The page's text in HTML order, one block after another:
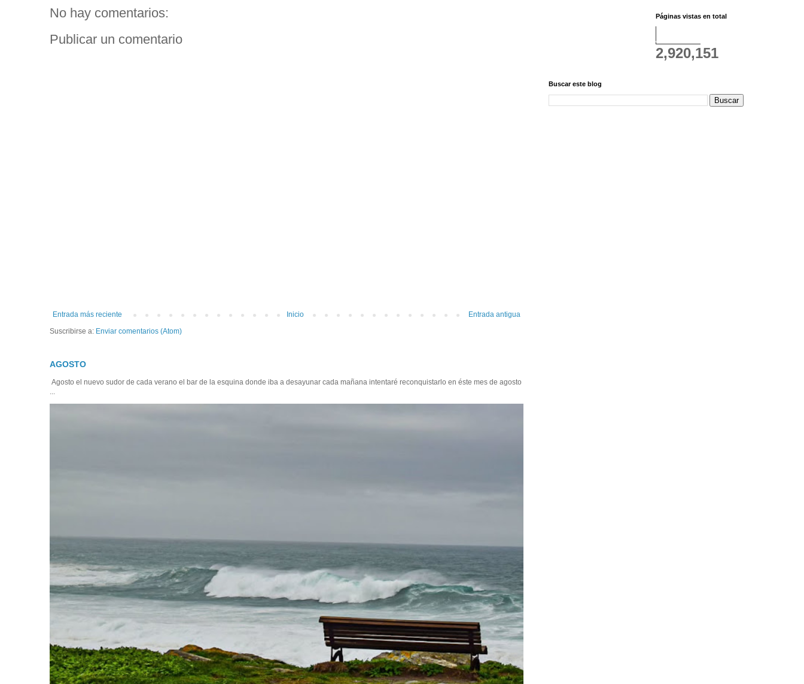
No hay comentarios:
Publicar un comentario
Entrada más reciente Entrada antigua
Inicio
Suscribirse a: Enviar comentarios (Atom)
AGOSTO
Agosto el nuevo sudor de cada verano el bar de la esquina donde iba a desayunar cada mañana intentaré reconquistarlo en éste mes de agosto
...
Páginas vistas en total
2,920,151
Buscar este blog